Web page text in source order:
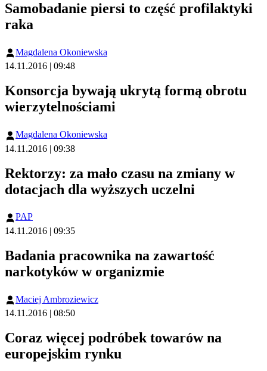
Samobadanie piersi to część profilaktyki
raka
Magdalena Okoniewska
14.11.2016 | 09:48
Konsorcja bywają ukrytą formą obrotu
wierzytelnościami
Magdalena Okoniewska
14.11.2016 | 09:38
Rektorzy: za mało czasu na zmiany w
dotacjach dla wyższych uczelni
PAP
14.11.2016 | 09:35
Badania pracownika na zawartość
narkotyków w organizmie
Maciej Ambroziewicz
14.11.2016 | 08:50
Coraz więcej podróbek towarów na
europejskim rynku